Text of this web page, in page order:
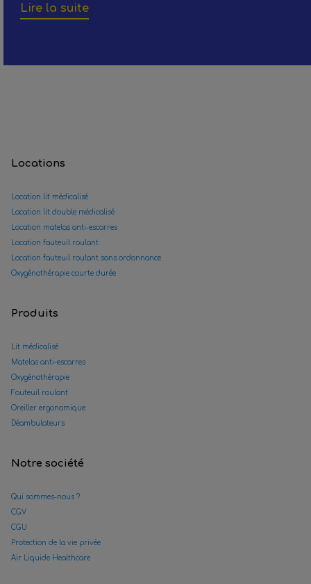
Lire la suite
Locations
Location lit médicalisé
Location lit double médicalisé
Location matelas anti-escarres
Location fauteuil roulant
Location fauteuil roulant sans ordonnance
Oxygénothérapie courte durée
Produits
Lit médicalisé
Matelas anti-escarres
Oxygénothérapie
Fauteuil roulant
Oreiller ergonomique
Déambulateurs
Notre société
Qui sommes-nous ?
CGV
CGU
Protection de la vie privée
Air Liquide Healthcare